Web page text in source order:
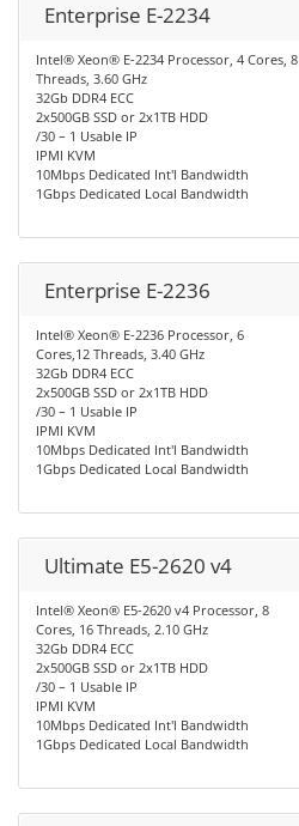
Enterprise E-2234
Intel® Xeon® E-2234 Processor, 4 Cores, 8
Threads, 3.60 GHz
32Gb DDR4 ECC
2x500GB SSD or 2x1TB HDD
/30 – 1 Usable IP
IPMI KVM
10Mbps Dedicated Int'l Bandwidth
1Gbps Dedicated Local Bandwidth
Enterprise E-2236
Intel® Xeon® E-2236 Processor, 6
Cores,12 Threads, 3.40 GHz
32Gb DDR4 ECC
2x500GB SSD or 2x1TB HDD
/30 – 1 Usable IP
IPMI KVM
10Mbps Dedicated Int'l Bandwidth
1Gbps Dedicated Local Bandwidth
Ultimate E5-2620 v4
Intel® Xeon® E5-2620 v4 Processor, 8
Cores, 16 Threads, 2.10 GHz
32Gb DDR4 ECC
2x500GB SSD or 2x1TB HDD
/30 – 1 Usable IP
IPMI KVM
10Mbps Dedicated Int'l Bandwidth
1Gbps Dedicated Local Bandwidth